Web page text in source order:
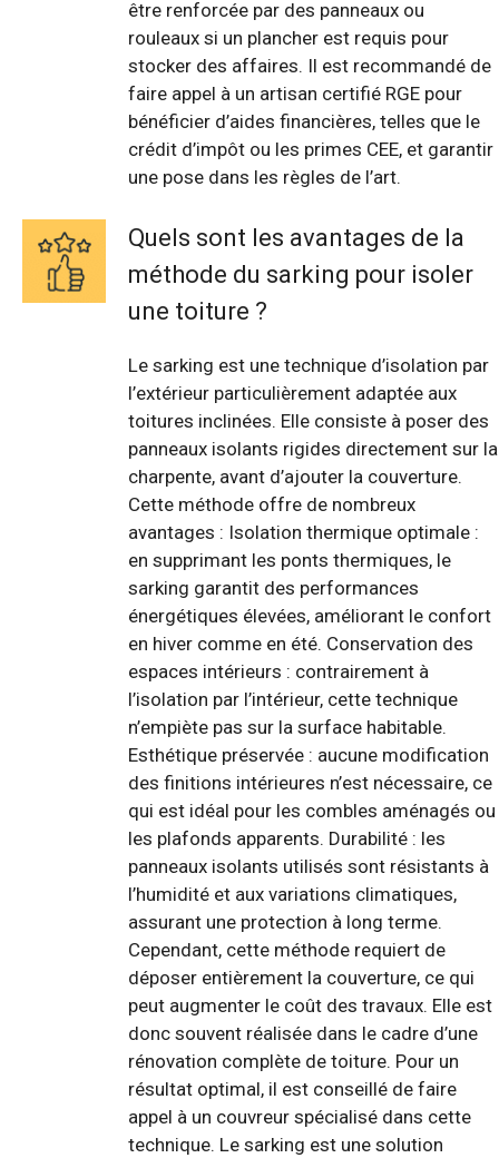
être renforcée par des panneaux ou
rouleaux si un plancher est requis pour
stocker des affaires. Il est recommandé de
faire appel à un artisan certifié RGE pour
bénéficier d’aides financières, telles que le
crédit d’impôt ou les primes CEE, et garantir
une pose dans les règles de l’art.
Quels sont les avantages de la
méthode du sarking pour isoler
une toiture ?
Le sarking est une technique d’isolation par
l’extérieur particulièrement adaptée aux
toitures inclinées. Elle consiste à poser des
panneaux isolants rigides directement sur la
charpente, avant d’ajouter la couverture.
Cette méthode offre de nombreux
avantages : Isolation thermique optimale :
en supprimant les ponts thermiques, le
sarking garantit des performances
énergétiques élevées, améliorant le confort
en hiver comme en été. Conservation des
espaces intérieurs : contrairement à
l’isolation par l’intérieur, cette technique
n’empiète pas sur la surface habitable.
Esthétique préservée : aucune modification
des finitions intérieures n’est nécessaire, ce
qui est idéal pour les combles aménagés ou
les plafonds apparents. Durabilité : les
panneaux isolants utilisés sont résistants à
l’humidité et aux variations climatiques,
assurant une protection à long terme.
Cependant, cette méthode requiert de
déposer entièrement la couverture, ce qui
peut augmenter le coût des travaux. Elle est
donc souvent réalisée dans le cadre d’une
rénovation complète de toiture. Pour un
résultat optimal, il est conseillé de faire
appel à un couvreur spécialisé dans cette
technique. Le sarking est une solution